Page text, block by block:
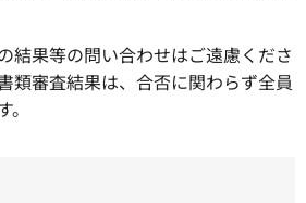
結果等の問い合わせはご遠慮くださ
類審査結果は、合否に関わらず全員